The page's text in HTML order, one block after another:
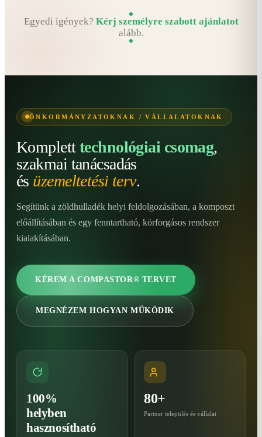
Egyedi igények? Kérj személyre szabott ajánlatot
alább.
ÖNKORMÁNYZATOKNAK / VÁLLALATOKNAK
Kompletttechnológiai csomag,
szakmai tanácsadás
és üzemeltetési terv.
Segítünk a zöldhulladék helyi feldolgozásában, a komposzt
előállításában és egy fenntartható, körforgásos rendszer
kialakításában.
KÉREM A COMPASTOR® TERVET
MEGNÉZEM HOGYAN MŰKÖDIK
100%
helyben
hasznosítható
80+
Partner település és vállalat